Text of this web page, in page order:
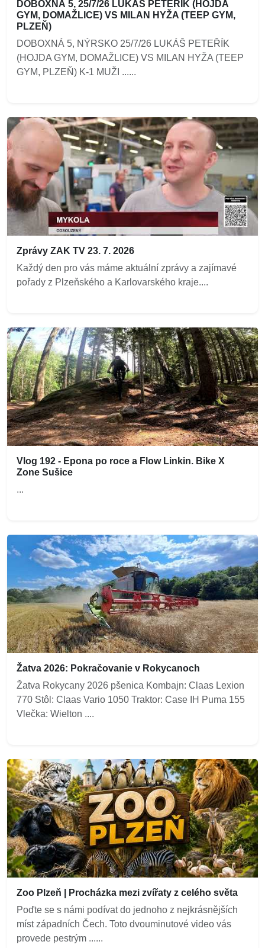
DOBOXNÁ 5, 25/7/26 LUKÁŠ PETEŘÍK (HOJDA
GYM, DOMAŽLICE) VS MILAN HYŽA (TEEP GYM,
PLZEŇ)
DOBOXNÁ 5, NÝRSKO 25/7/26 LUKÁŠ PETEŘÍK
(HOJDA GYM, DOMAŽLICE) VS MILAN HYŽA (TEEP
GYM, PLZEŇ) K-1 MUŽI ......
Zprávy ZAK TV 23. 7. 2026
Každý den pro vás máme aktuální zprávy a zajímavé
pořady z Plzeňského a Karlovarského kraje....
Vlog 192 - Epona po roce a Flow Linkin. Bike X
Zone Sušice
...
Žatva 2026: Pokračovanie v Rokycanoch
Žatva Rokycany 2026 pšenica Kombajn: Claas Lexion
770 Stôl: Claas Vario 1050 Traktor: Case IH Puma 155
Vlečka: Wielton ....
Zoo Plzeň | Procházka mezi zvířaty z celého světa
Poďte se s námi podívat do jednoho z nejkrásnějších
míst západních Čech. Toto dvouminutové video vás
provede pestrým ......